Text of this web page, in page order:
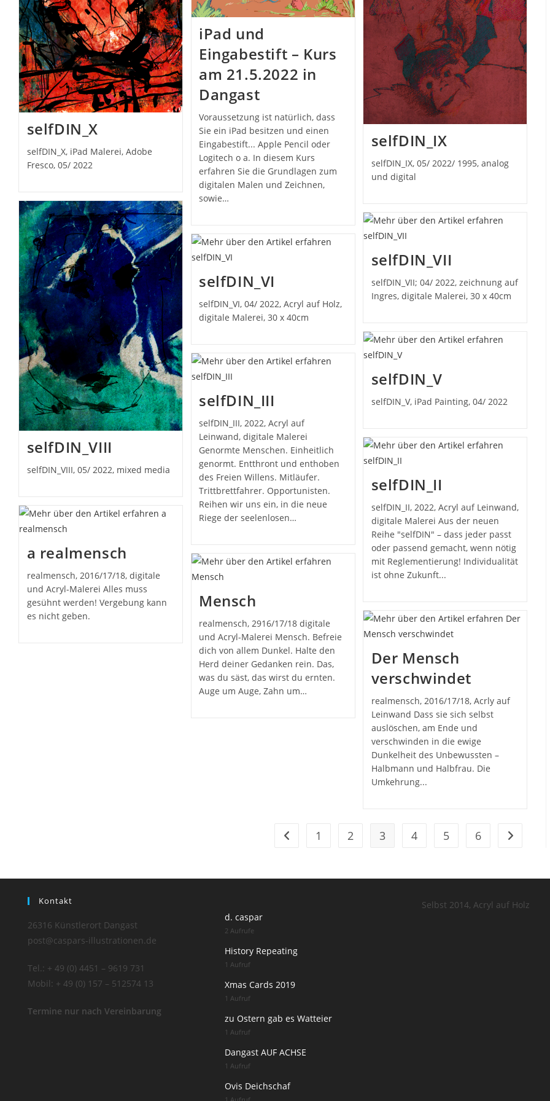
selfDIN_X
selfDIN_X, iPad Malerei, Adobe
Fresco, 05/ 2022
iPad und
Eingabestift – Kurs
am 21.5.2022 in
Dangast
Voraussetzung ist natürlich, dass
Sie ein iPad besitzen und einen
Eingabestift... Apple Pencil oder
Logitech o a. In diesem Kurs
erfahren Sie die Grundlagen zum
digitalen Malen und Zeichnen,
sowie…
selfDIN_IX
selfDIN_IX, 05/ 2022/ 1995, analog
und digital
selfDIN_VIII
selfDIN_VIII, 05/ 2022, mixed media
selfDIN_VII
selfDIN_VII; 04/ 2022, zeichnung auf
Ingres, digitale Malerei, 30 x 40cm
selfDIN_VI
selfDIN_VI, 04/ 2022, Acryl auf Holz,
digitale Malerei, 30 x 40cm
selfDIN_V
selfDIN_V, iPad Painting, 04/ 2022
selfDIN_III
selfDIN_III, 2022, Acryl auf
Leinwand, digitale Malerei
Genormte Menschen. Einheitlich
genormt. Entthront und enthoben
des Freien Willens. Mitläufer.
Trittbrettfahrer. Opportunisten.
Reihen wir uns ein, in die neue
Riege der seelenlosen…
selfDIN_II
selfDIN_II, 2022, Acryl auf Leinwand,
digitale Malerei Aus der neuen
Reihe "selfDIN" – dass jeder passt
oder passend gemacht, wenn nötig
mit Reglementierung! Individualität
ist ohne Zukunft...
a realmensch
realmensch, 2016/17/18, digitale
und Acryl-Malerei Alles muss
gesühnt werden! Vergebung kann
es nicht geben.
Mensch
realmensch, 2916/17/18 digitale
und Acryl-Malerei Mensch. Befreie
dich von allem Dunkel. Halte den
Herd deiner Gedanken rein. Das,
was du säst, das wirst du ernten.
Auge um Auge, Zahn um…
Der Mensch
verschwindet
realmensch, 2016/17/18, Acrly auf
Leinwand Dass sie sich selbst
auslöschen, am Ende und
verschwinden in die ewige
Dunkelheit des Unbewussten –
Halbmann und Halbfrau. Die
Umkehrung...
Zur vorherigen Seite
1 2 3 4 5 6 Zur
Kontakt
26316 Künstlerort Dangast
post@caspars-illustrationen.de
Tel.: + 49 (0) 4451 – 9619 731
Mobil: + 49 (0) 157 – 512574 13
Termine nur nach Vereinbarung
d. caspar
2 Aufrufe
History Repeating
1 Aufruf
Xmas Cards 2019
1 Aufruf
zu Ostern gab es Watteier
1 Aufruf
Dangast AUF ACHSE
1 Aufruf
Ovis Deichschaf
Selbst 2014, Acryl auf Holz